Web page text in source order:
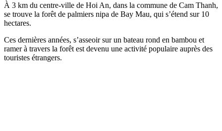
À 3 km du centre-ville de Hoi An, dans la commune de Cam Thanh,
se trouve la forêt de palmiers nipa de Bay Mau, qui s’étend sur 10
hectares.
Ces dernières années, s’asseoir sur un bateau rond en bambou et
ramer à travers la forêt est devenu une activité populaire auprès des
touristes étrangers.